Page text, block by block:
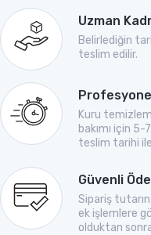
Uzman
Belirlediğin
teslim edilir.
Kuru
bakımı için
teslim tarihi
Güvenli
Sipariş
ek işlemlere
olduktan